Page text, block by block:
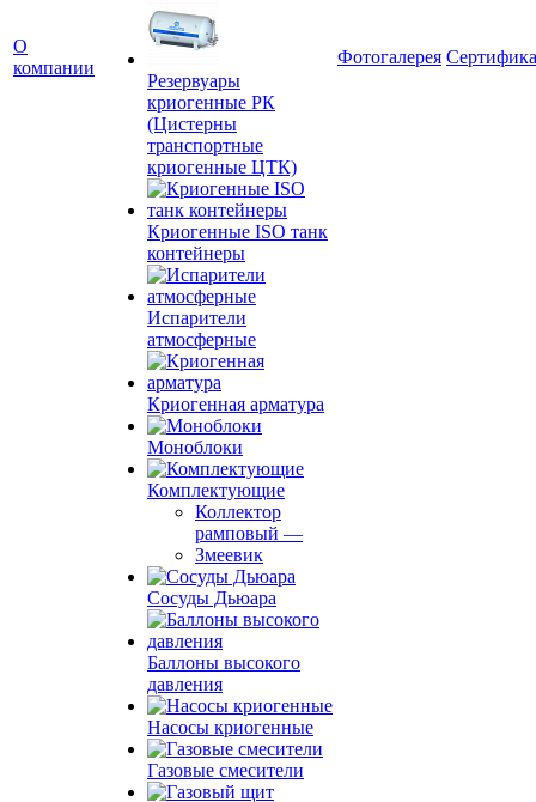
О
компании
Резервуары
криогенные РК
(Цистерны
транспортные
криогенные ЦТК)
Криогенные ISO танк
контейнеры
Испарители
атмосферные
Криогенная арматура
Моноблоки
Комплектующие
Коллектор
рамповый —
Змеевик
Сосуды Дьюара
Баллоны высокого
давления
Насосы криогенные
Газовые смесители
Фотогалерея